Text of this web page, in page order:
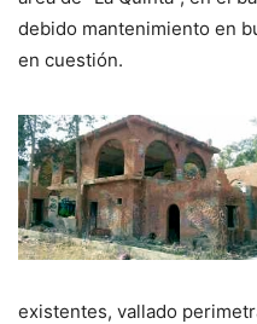
debido mantenimiento en
en cuestión.
existentes, vallado